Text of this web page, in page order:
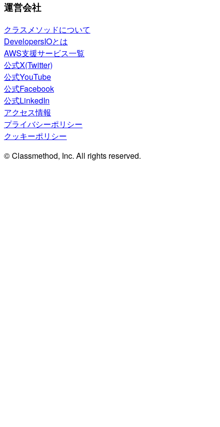
運営会社
クラスメソッドについて
DevelopersIOとは
AWS支援サービス一覧
公式X(Twitter)
公式YouTube
公式Facebook
公式LinkedIn
アクセス情報
プライバシーポリシー
クッキーポリシー
© Classmethod, Inc. All rights reserved.